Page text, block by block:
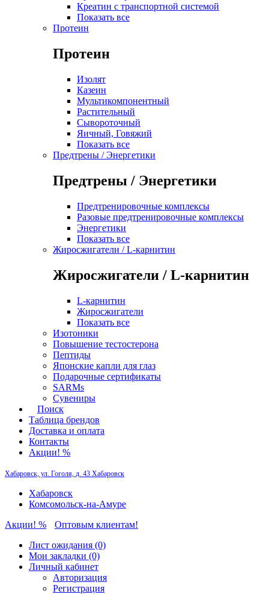
Креатин с транспортной системой
Показать все
Протеин
Протеин
Изолят
Казеин
Мультикомпонентный
Растительный
Сывороточный
Яичный, Говяжий
Показать все
Предтрены / Энергетики
Предтрены / Энергетики
Предтренировочные комплексы
Разовые предтренировочные комплексы
Энергетики
Показать все
Жиросжигатели / L-карнитин
Жиросжигатели / L-карнитин
L-карнитин
Жиросжигатели
Показать все
Изотоники
Повышение тестостерона
Пептиды
Японские капли для глаз
Подарочные сертификаты
SARMs
Сувениры
Поиск
Таблица брендов
Доставка и оплата
Контакты
Акции! %
Хабаровск, ул. Гоголя, д. 43 Хабаровск
Хабаровск
Комсомольск-на-Амуре
Акции! %
Оптовым клиентам!
Лист ожидания (0)
Мои закладки (0)
Личный кабинет
Авторизация
Регистрация